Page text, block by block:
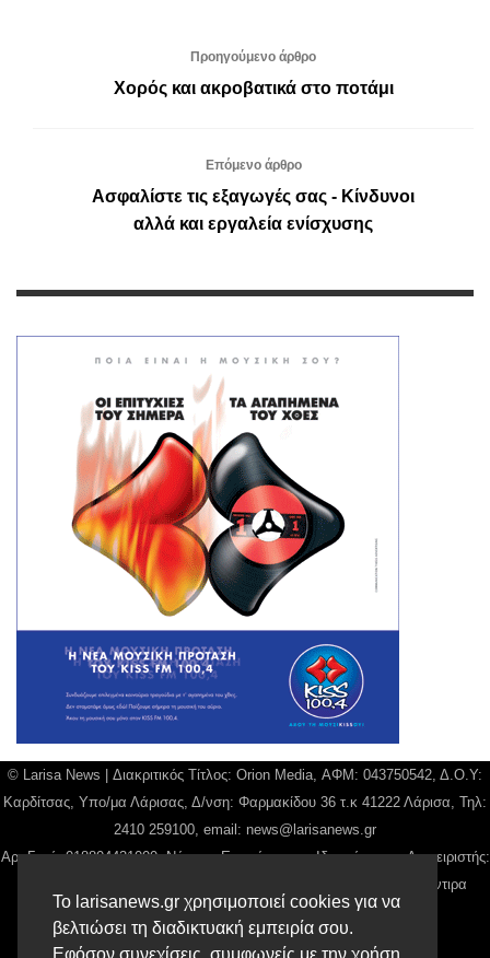
Το larisanews.gr χρησιμοποιεί cookies για να
βελτιώσει τη διαδικτυακή εμπειρία σου.
Προηγούμενο άρθρο
Χορός και ακροβατικά στο ποτάμι
Επόμενο άρθρο
Ασφαλίστε τις εξαγωγές σας - Κίνδυνοι
αλλά και εργαλεία ενίσχυσης
© Larisa News | Διακριτικός Τίτλος: Orion Media, ΑΦΜ: 043750542, Δ.Ο.Υ:
Καρδίτσας, Υπο/μα Λάρισας, Δ/νση: Φαρμακίδου 36 τ.κ 41222 Λάρισα, Τηλ:
2410 259100, email: news@larisanews.gr
Αρ. Γεμή: 018804431000, Νόμιμος Εκπρόσωπος, Ιδιοκτήτης και Διαχειριστής:
Παναγιώτης Φιλίππου, Διευθύντρια: Γιαννουσά Βασιλική, Διευθύντιρα
Σύνταξης: Μπαλαμπάνη Βασιλική.
Δικαιούχος domain name Παναγιώτης Φιλίππου